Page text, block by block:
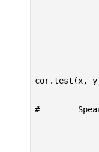
cor.test(x, y,
#